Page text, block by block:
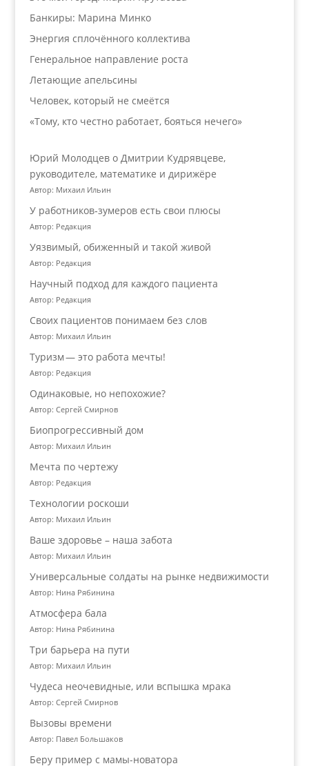
Банкиры: Марина Минко
Энергия сплочённого коллектива
Генеральное направление роста
Летающие апельсины
Человек, который не смеётся
«Тому, кто честно работает, бояться нечего»
Юрий Молодцев о Дмитрии Кудрявцеве,
руководителе, математике и дирижёре
Автор: Михаил Ильин
У работников‑зумеров есть свои плюсы
Автор: Редакция
Уязвимый, обиженный и такой живой
Автор: Редакция
Научный подход для каждого пациента
Автор: Редакция
Своих пациентов понимаем без слов
Автор: Михаил Ильин
Туризм — это работа мечты!
Автор: Редакция
Одинаковые, но непохожие?
Автор: Сергей Смирнов
Биопрогрессивный дом
Автор: Михаил Ильин
Мечта по чертежу
Автор: Редакция
Технологии роскоши
Автор: Михаил Ильин
Ваше здоровье – наша забота
Автор: Михаил Ильин
Универсальные солдаты на рынке недвижимости
Автор: Нина Рябинина
Атмосфера бала
Автор: Нина Рябинина
Три барьера на пути
Автор: Михаил Ильин
Чудеса неочевидные, или вспышка мрака
Автор: Сергей Смирнов
Вызовы времени
Автор: Павел Большаков
Беру пример с мамы-новатора